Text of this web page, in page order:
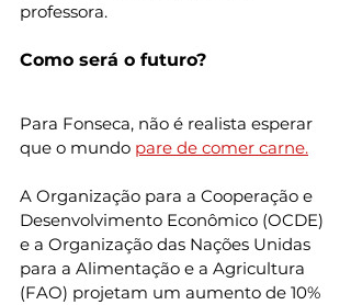
professora.
Como será o futuro?
Para Fonseca, não é realista esperar
que o mundo pare de comer carne.
A Organização para a Cooperação e
Desenvolvimento Econômico (OCDE)
e a Organização das Nações Unidas
para a Alimentação e a Agricultura
(FAO) projetam um aumento de 10%